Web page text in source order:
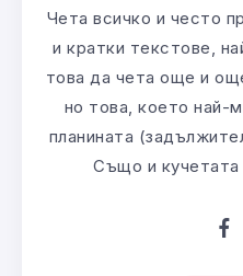
Чета всичко и често
и кратки текстове,
това да чета още и
но това, което най-
планината
Също и кучетата